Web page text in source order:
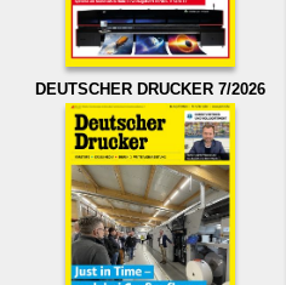
DEUTSCHER DRUCKER 7/2026